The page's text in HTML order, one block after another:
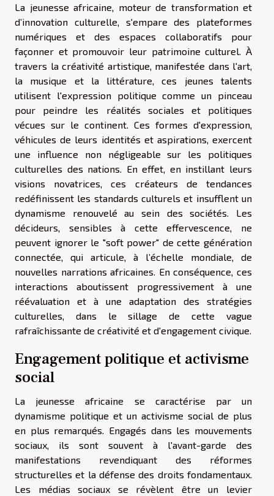
La jeunesse africaine, moteur de transformation et
d’innovation culturelle, s'empare des plateformes
numériques et des espaces collaboratifs pour
façonner et promouvoir leur patrimoine culturel. À
travers la créativité artistique, manifestée dans l'art,
la musique et la littérature, ces jeunes talents
utilisent l'expression politique comme un pinceau
pour peindre les réalités sociales et politiques
vécues sur le continent. Ces formes d'expression,
véhicules de leurs identités et aspirations, exercent
une influence non négligeable sur les politiques
culturelles des nations. En effet, en instillant leurs
visions novatrices, ces créateurs de tendances
redéfinissent les standards culturels et insufflent un
dynamisme renouvelé au sein des sociétés. Les
décideurs, sensibles à cette effervescence, ne
peuvent ignorer le "soft power" de cette génération
connectée, qui articule, à l’échelle mondiale, de
nouvelles narrations africaines. En conséquence, ces
interactions aboutissent progressivement à une
réévaluation et à une adaptation des stratégies
culturelles, dans le sillage de cette vague
rafraîchissante de créativité et d'engagement civique.
Engagement politique et activisme
social
La jeunesse africaine se caractérise par un
dynamisme politique et un activisme social de plus
en plus remarqués. Engagés dans les mouvements
sociaux, ils sont souvent à l'avant-garde des
manifestations revendiquant des réformes
structurelles et la défense des droits fondamentaux.
Les médias sociaux se révèlent être un levier